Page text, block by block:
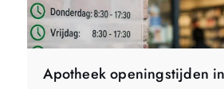
Apotheek openingstijden